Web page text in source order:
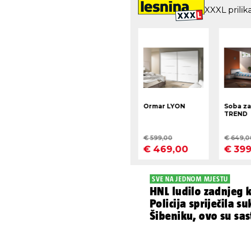
SVE NA JEDNOM MJESTU
HNL ludilo zadnjeg
Policija spriječila
Šibeniku, ovo su